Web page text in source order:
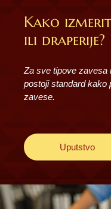
Kako
ili draperije?
Za sve tipove zavesa
postoji standard kako
zavese.
Uputstvo